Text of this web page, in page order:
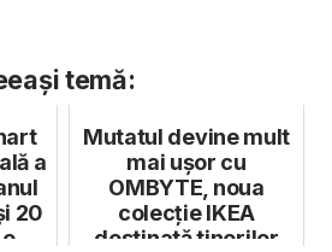
temă:
a
20
Mutatul devine mult
mai ușor cu
OMBYTE, noua
colecție IKEA
destinată tinerilor